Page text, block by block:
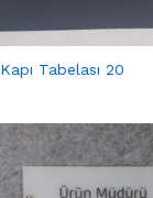
Kapı Tabelası 20